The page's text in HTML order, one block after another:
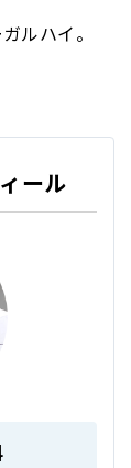
ルハイ。
ール